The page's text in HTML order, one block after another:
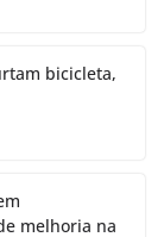
bicicleta,
melhoria na